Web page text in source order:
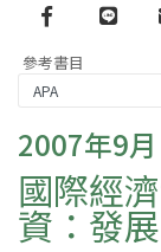
Facebook
line
參考書目
2007年9月
國際經
資：發